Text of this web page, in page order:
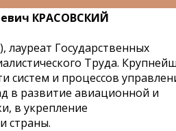
КРАСОВСКИЙ
лауреат Государственных
Труда.
систем и процессов
в развитие авиационной и
в укрепление
страны.